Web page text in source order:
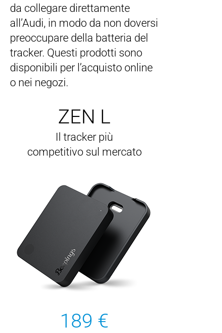
da collegare direttamente
all’Audi, in modo da non doversi
preoccupare della batteria del
tracker. Questi prodotti sono
disponibili per l’acquisto online
o nei negozi.
ZEN L
Il tracker più
competitivo sul mercato
189 €